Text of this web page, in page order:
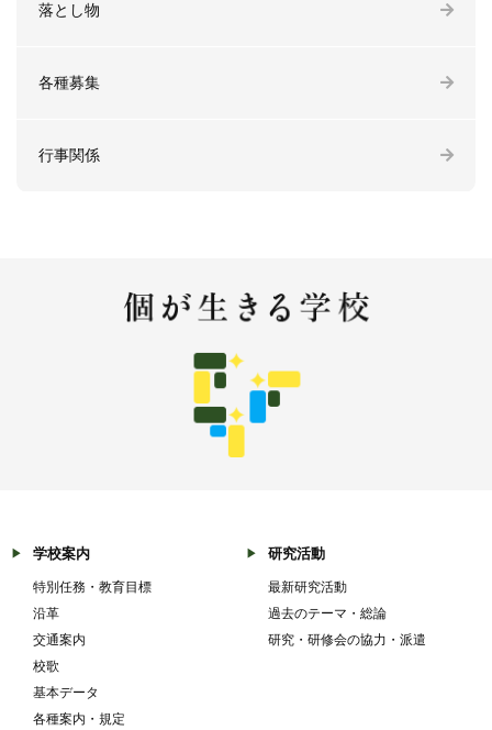
落とし物
各種募集
行事関係
学校案内
特別任務・教育目標
沿革
交通案内
校歌
基本データ
各種案内・規定
研究活動
最新研究活動
過去のテーマ・総論
研究・研修会の協力・派遣